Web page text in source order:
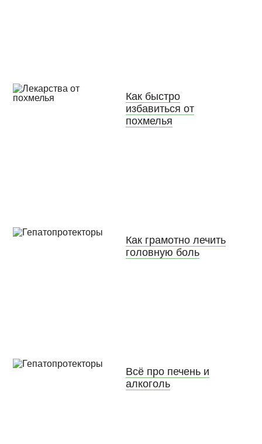
Как быстро
избавиться от
похмелья
Как грамотно лечить
головную боль
Всё про печень и
алкоголь